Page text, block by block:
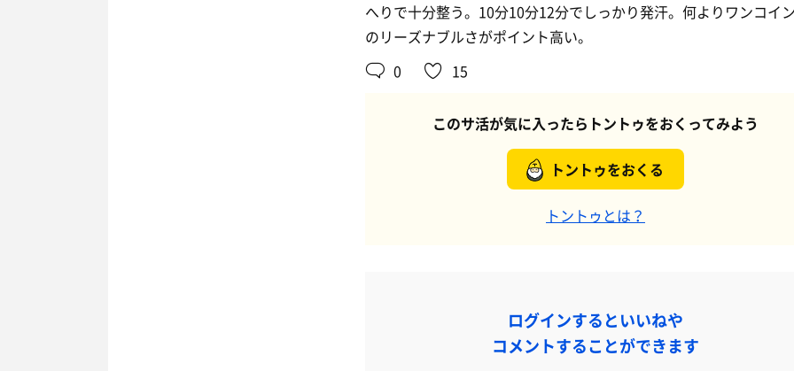
へりで十分整う。10分10分12分でしっかり発汗。何よりワンコイ
のリーズナブルさがポイント高い。
0
15
このサ活が気に入ったらトントゥをおくってみよう
トントゥをおくる
トントゥとは？
ログインするといいねや
コメントすることができます